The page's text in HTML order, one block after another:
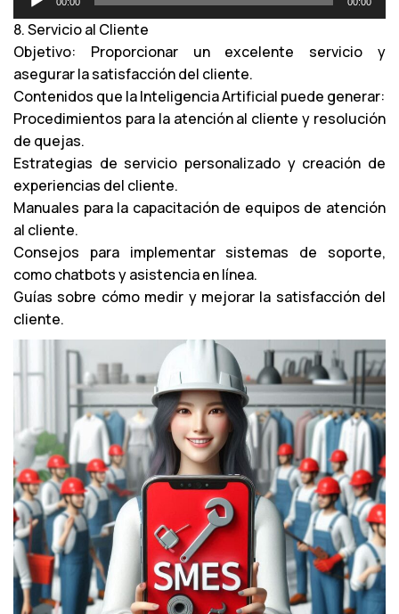
e
p
r
o
d
u
c
t
o
r
d
e
a
u
d
o
8. Servicio al Cliente
Objetivo: Proporcionar un excelente servicio y
asegurar la satisfacción del cliente.
Contenidos que la Inteligencia Artificial puede generar:
Procedimientos para la atención al cliente y resolución
de quejas.
Estrategias de servicio personalizado y creación de
experiencias del cliente.
Manuales para la capacitación de equipos de atención
al cliente.
Consejos para implementar sistemas de soporte,
como chatbots y asistencia en línea.
Guías sobre cómo medir y mejorar la satisfacción del
cliente.